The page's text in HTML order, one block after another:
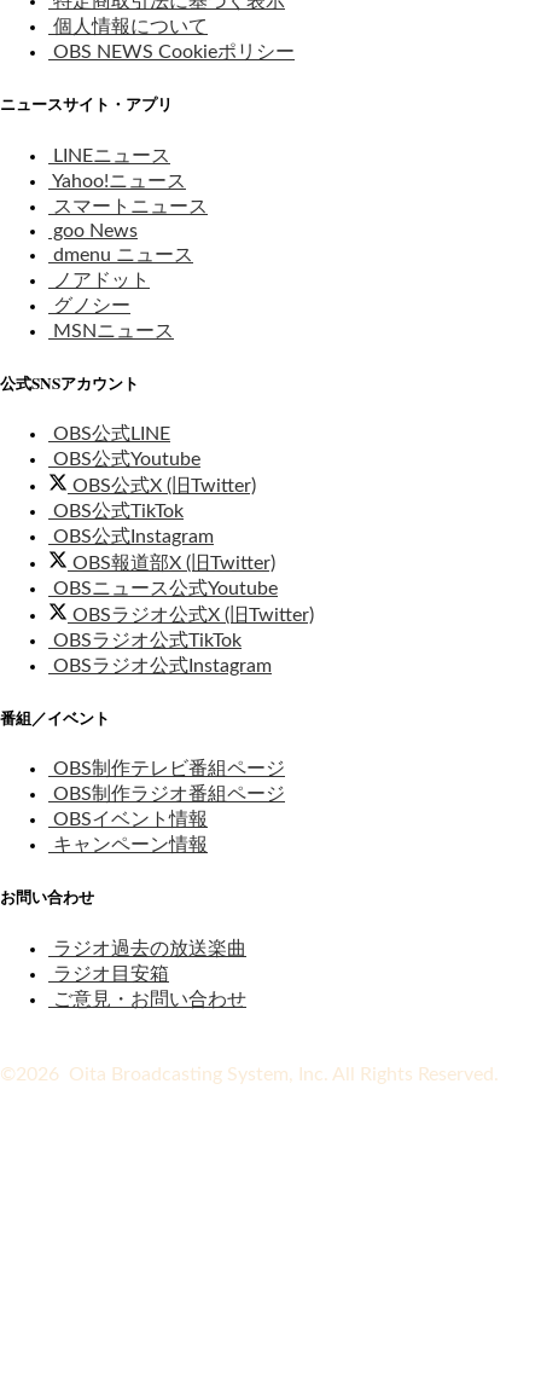
個人情報について
OBS NEWS Cookieポリシー
ニュースサイト・アプリ
LINEニュース
Yahoo!ニュース
スマートニュース
goo News
dmenu ニュース
ノアドット
グノシー
MSNニュース
公式SNSアカウント
OBS公式LINE
OBS公式Youtube
OBS公式X (旧Twitter)
OBS公式TikTok
OBS公式Instagram
OBS報道部X (旧Twitter)
OBSニュース公式Youtube
OBSラジオ公式X (旧Twitter)
OBSラジオ公式TikTok
OBSラジオ公式Instagram
番組／イベント
OBS制作テレビ番組ページ
OBS制作ラジオ番組ページ
OBSイベント情報
キャンペーン情報
お問い合わせ
ラジオ過去の放送楽曲
ラジオ目安箱
ご意見・お問い合わせ
©2026 Oita Broadcasting System, Inc. All Rights Reserved.